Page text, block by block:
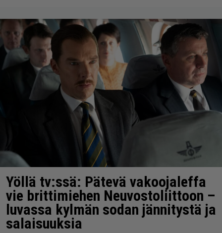
Yöllä tv:ssä: Pätevä vakoojaleffa
vie brittimiehen Neuvostoliittoon –
luvassa kylmän sodan jännitystä ja
salaisuuksia